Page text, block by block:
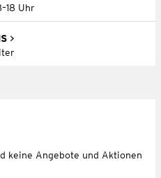
Uhr
keine Angebote und Aktionen